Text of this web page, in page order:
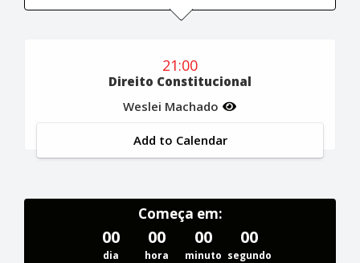
21:00
Direito Constitucional
Weslei Machado
Add to Calendar
Começa em:
00
dia
00
hora
00
minuto
00
segundo